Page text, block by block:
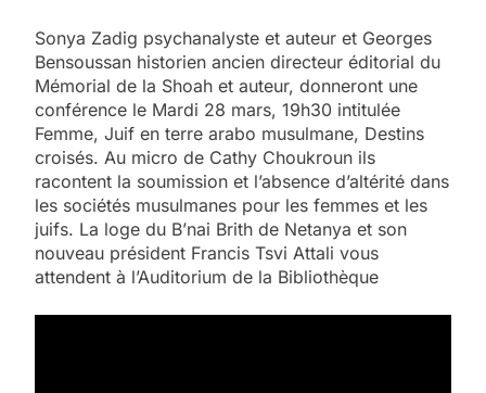
Sonya Zadig psychanalyste et auteur et Georges
Bensoussan historien ancien directeur éditorial du
Mémorial de la Shoah et auteur, donneront une
conférence le Mardi 28 mars, 19h30 intitulée
Femme, Juif en terre arabo musulmane, Destins
croisés. Au micro de Cathy Choukroun ils
racontent la soumission et l’absence d’altérité dans
les sociétés musulmanes pour les femmes et les
juifs. La loge du B’nai Brith de Netanya et son
nouveau président Francis Tsvi Attali vous
attendent à l’Auditorium de la Bibliothèque